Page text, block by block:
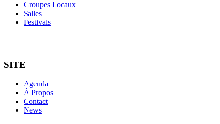
Groupes Locaux
Salles
Festivals
SITE
Agenda
À Propos
Contact
News